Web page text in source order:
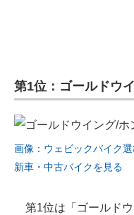
第1位：ゴールドウ
画像：ウェビックバイク
新車・中古バイクを見る
第1位は「ゴールドウ